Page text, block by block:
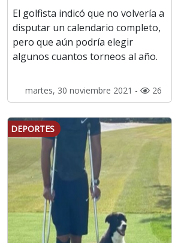
El golfista indicó que no volvería a
disputar un calendario completo,
pero que aún podría elegir
algunos cuantos torneos al año.
martes, 30 noviembre 2021 - 26
DEPORTES